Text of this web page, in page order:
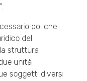
poi che
del
struttura
unità
soggetti diversi